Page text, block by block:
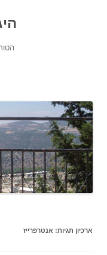
ארכיון תגיות: אנטרפרייז